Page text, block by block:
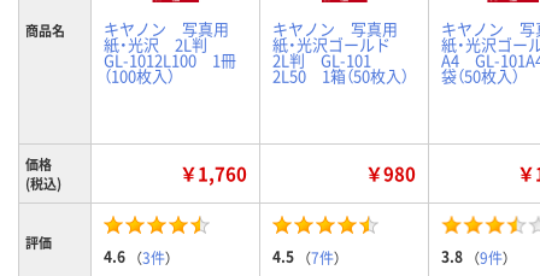
商品名 キヤノン 写真用
紙・光沢 2L判
GL-1012L100 1冊
（100枚入）
キヤノン 写真用
紙・光沢ゴールド
2L判 GL-101
2L50 1箱（50枚入）
キヤノン 写
紙・光沢ゴ
A4 GL-
袋（50枚入）
価格
(税込)
￥1,760 ￥980
評価
4.6 （3件） 4.5 （7件） 3.8 （9件）